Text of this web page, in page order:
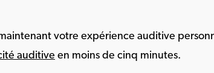
votre expérience auditive
auditive en moins de cinq minutes.